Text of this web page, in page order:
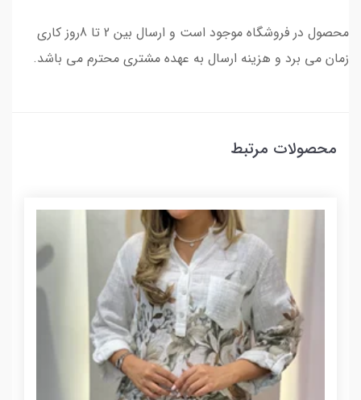
محصول در فروشگاه موجود است و ارسال بین 2 تا 8روز کاری
زمان می برد و هزینه ارسال به عهده مشتری محترم می باشد.
محصولات مرتبط